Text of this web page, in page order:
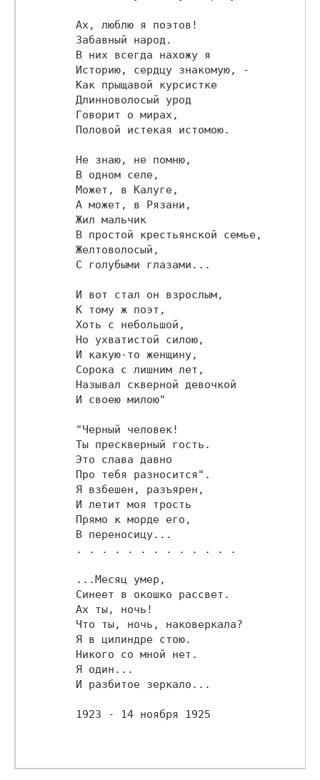
        Ах, люблю я поэтов!
        Забавный народ.
        В них всегда нахожу я
        Историю, сердцу знакомую, -
        Как прыщавой курсистке
        Длинноволосый урод
        Говорит о мирах,
        Половой истекая истомою.
        Не знаю, не помню,
        В одном селе,
        Может, в Калуге,
        А может, в Рязани,
        Жил мальчик
        В простой крестьянской семье,
        Желтоволосый,
        С голубыми глазами...
        И вот стал он взрослым,
        К тому ж поэт,
        Хоть с небольшой,
        Но ухватистой силою,
        И какую-то женщину,
        Сорока с лишним лет,
        Называл скверной девочкой
        И своею милою"
        "Черный человек!
        Ты прескверный гость.
        Это слава давно
        Про тебя разносится".
        Я взбешен, разъярен,
        И летит моя трость
        Прямо к морде его,
        В переносицу...
        . . . . . . . . . . . . .
        ...Месяц умер,
        Синеет в окошко рассвет.
        Ах ты, ночь!
        Что ты, ночь, наковеркала?
        Я в цилиндре стою.
        Никого со мной нет.
        Я один...
        И разбитое зеркало...
        1923 - 14 ноября 1925